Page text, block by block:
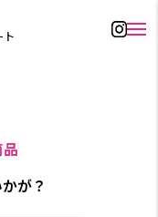
ト
品
が？